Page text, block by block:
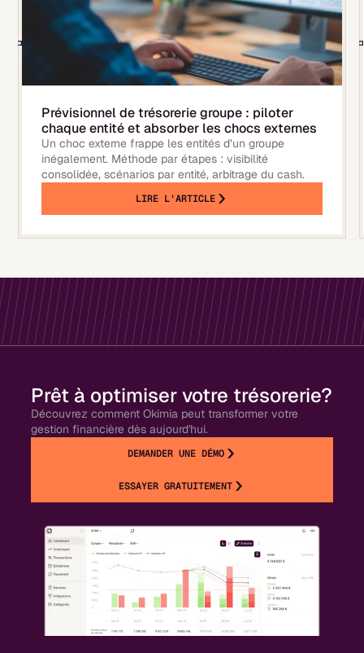
Prévisionnel de trésorerie groupe : piloter
chaque entité et absorber les chocs externes
Un choc externe frappe les entités d’un groupe
inégalement. Méthode par étapes : visibilité
consolidée, scénarios par entité, arbitrage du cash.
LIRE L'ARTICLE
Prêt à optimiser votre trésorerie?
Découvrez comment Okimia peut transformer votre
gestion financière dès aujourd'hui.
DEMANDER UNE DÉMO
ESSAYER GRATUITEMENT